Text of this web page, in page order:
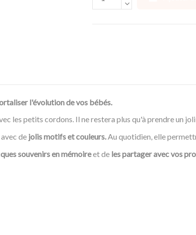
l'évolution de vos bébés.
les petits cordons. Il ne restera plus qu'à prendre un
de jolis motifs et couleurs.Au quotidien, elle
souvenirs en mémoireet de les partager avec vos